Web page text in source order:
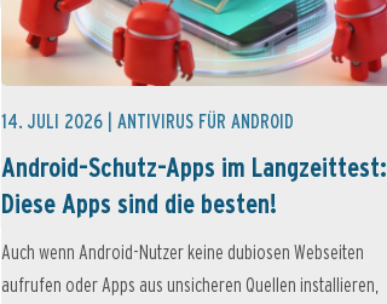
14. JULI 2026 | ANTIVIRUS FÜR ANDROID
Android-Schutz-Apps im Langzeittest:
Diese Apps sind die besten!
Auch wenn Android-Nutzer keine dubiosen Webseiten
aufrufen oder Apps aus unsicheren Quellen installieren,